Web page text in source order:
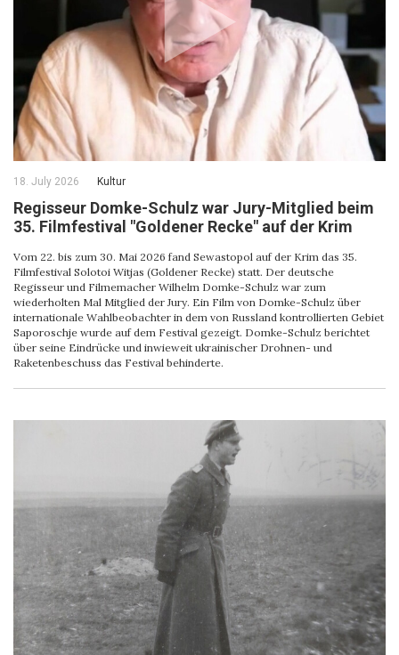
18. July 2026 Kultur
Regisseur Domke-Schulz war Jury-Mitglied beim
35. Filmfestival "Goldener Recke" auf der Krim
Vom 22. bis zum 30. Mai 2026 fand Sewastopol auf der Krim das 35.
Filmfestival Solotoi Witjas (Goldener Recke) statt. Der deutsche
Regisseur und Filmemacher Wilhelm Domke-Schulz war zum
wiederholten Mal Mitglied der Jury. Ein Film von Domke-Schulz über
internationale Wahlbeobachter in dem von Russland kontrollierten Gebiet
Saporoschje wurde auf dem Festival gezeigt. Domke-Schulz berichtet
über seine Eindrücke und inwieweit ukrainischer Drohnen- und
Raketenbeschuss das Festival behinderte.